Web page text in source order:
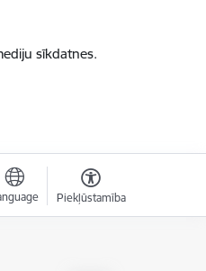
sīkdatnes.
Piekļūstamība